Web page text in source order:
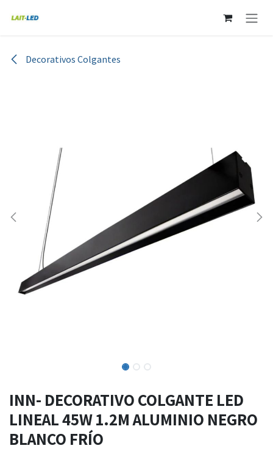
Decorativos Colgantes
INN- DECORATIVO COLGANTE LED
LINEAL 45W 1.2M ALUMINIO NEGRO
BLANCO FRÍO